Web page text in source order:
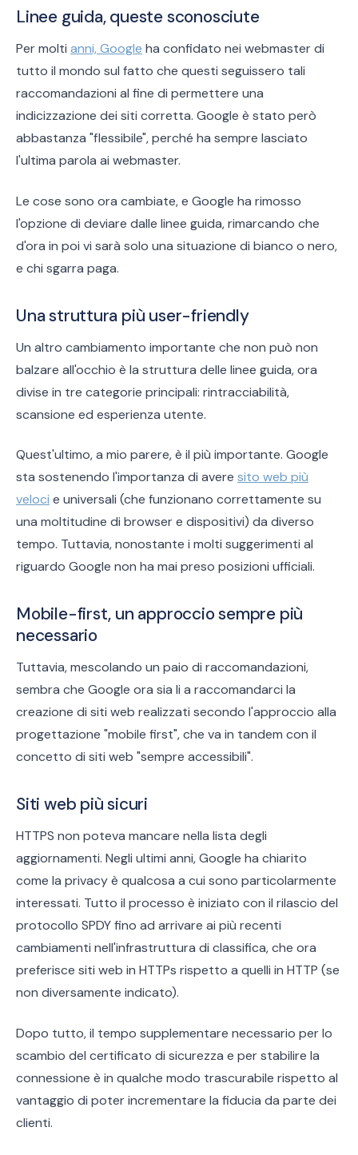
Linee guida, queste sconosciute
Per molti anni, Google ha confidato nei webmaster di
tutto il mondo sul fatto che questi seguissero tali
raccomandazioni al fine di permettere una
indicizzazione dei siti corretta. Google è stato però
abbastanza "flessibile", perché ha sempre lasciato
l'ultima parola ai webmaster.
Le cose sono ora cambiate, e Google ha rimosso
l'opzione di deviare dalle linee guida, rimarcando che
d'ora in poi vi sarà solo una situazione di bianco o nero,
e chi sgarra paga.
Una struttura più user-friendly
Un altro cambiamento importante che non può non
balzare all'occhio è la struttura delle linee guida, ora
divise in tre categorie principali: rintracciabilità,
scansione ed esperienza utente.
Quest'ultimo, a mio parere, è il più importante. Google
sta sostenendo l'importanza di avere sito web più
veloci e universali (che funzionano correttamente su
una moltitudine di browser e dispositivi) da diverso
tempo. Tuttavia, nonostante i molti suggerimenti al
riguardo Google non ha mai preso posizioni ufficiali.
Mobile-first, un approccio sempre più
necessario
Tuttavia, mescolando un paio di raccomandazioni,
sembra che Google ora sia li a raccomandarci la
creazione di siti web realizzati secondo l'approccio alla
progettazione "mobile first", che va in tandem con il
concetto di siti web "sempre accessibili".
Siti web più sicuri
HTTPS non poteva mancare nella lista degli
aggiornamenti. Negli ultimi anni, Google ha chiarito
come la privacy è qualcosa a cui sono particolarmente
interessati. Tutto il processo è iniziato con il rilascio del
protocollo SPDY fino ad arrivare ai più recenti
cambiamenti nell'infrastruttura di classifica, che ora
preferisce siti web in HTTPs rispetto a quelli in HTTP (se
non diversamente indicato).
Dopo tutto, il tempo supplementare necessario per lo
scambio del certificato di sicurezza e per stabilire la
connessione è in qualche modo trascurabile rispetto al
vantaggio di poter incrementare la fiducia da parte dei
clienti.